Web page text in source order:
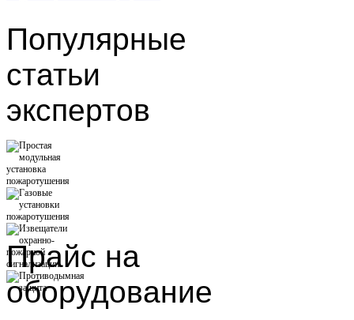
Популярные
статьи
экспертов
Прайс на
оборудование